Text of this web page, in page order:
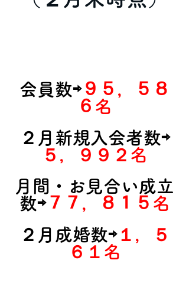
会員数⇨９５，５８
６名
２月新規入会者数⇨
５，９９２名
月間・お見合い成立
数⇨７７，８１５名
２月成婚数⇨１，５
６１名